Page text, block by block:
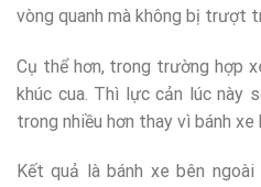
vòng quanh mà không bị trượt
Cụ thể hơn, trong trường hợp
khúc cua. Thì lực cản lúc này
trong nhiều hơn thay vì bánh xe
Kết quả là bánh xe bên